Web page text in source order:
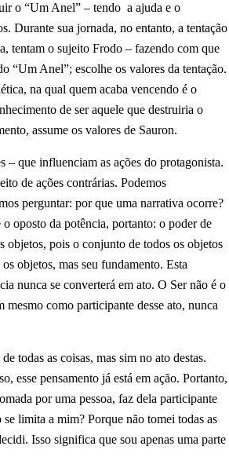
o “Um Anel” – tendo a ajuda e o
Durante sua jornada, no entanto, a tentação
tentam o sujeito Frodo – fazendo com que
“Um Anel”; escolhe os valores da tentação.
na qual quem acaba vencendo é o
de ser aquele que destruiria o
assume os valores de Sauron.
– que influenciam as ações do protagonista.
de ações contrárias. Podemos
perguntar: por que uma narrativa ocorre?
oposto da potência, portanto: o poder de
objetos, pois o conjunto de todos os objetos
objetos, mas seu fundamento. Esta
nunca se converterá em ato. O Ser não é o
como participante desse ato, nunca
todas as coisas, mas sim no ato destas.
esse pensamento já está em ação. Portanto,
por uma pessoa, faz dela participante
limita a mim? Porque não tomei todas as
Isso significa que sou apenas uma parte